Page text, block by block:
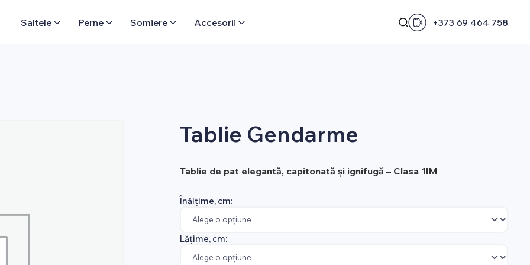
Saltele Perne Somiere Accesorii +373 69 464 758
Tablie Gendarme
Tablie de pat elegantă, capitonată și ignifugă – Clasa 1IM
Înălțime, cm:
Lățime, cm: